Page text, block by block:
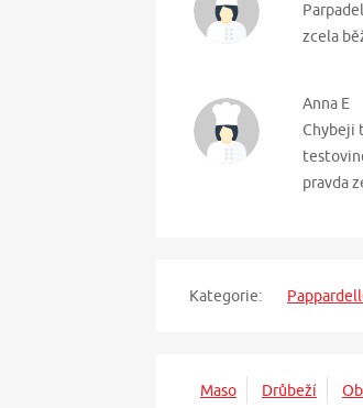
zcela
Anna E
Chybeji
pravda
Kategorie:
Maso Drůbeží